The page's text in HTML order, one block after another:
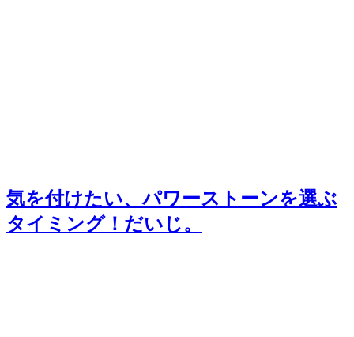
気を付けたい、パワーストーンを選ぶ
タイミング！だいじ。